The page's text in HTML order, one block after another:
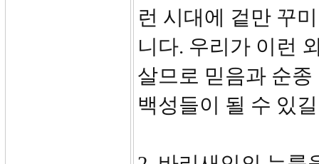
런 시대에 겉만 꾸
니다. 우리가 이런
살므로 믿음과 순
백성들이 될 수 있